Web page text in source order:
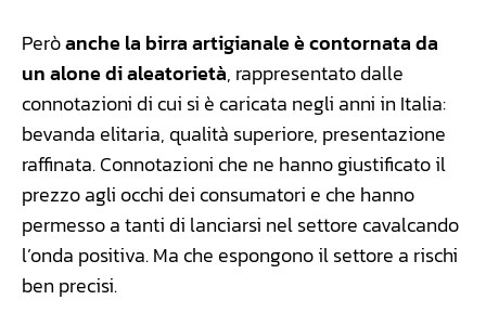
Peròanche la birra artigianale è contornata da
un alone di aleatorietà, rappresentato dalle
connotazioni di cui si è caricata negli anni in Italia:
bevanda elitaria, qualità superiore, presentazione
raffinata. Connotazioni che ne hanno giustificato il
prezzo agli occhi dei consumatori e che hanno
permesso a tanti di lanciarsi nel settore cavalcando
l’onda positiva. Ma che espongono il settore a rischi
ben precisi.